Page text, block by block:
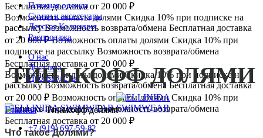
Бесплатная доставка от 20 000 ₽
Возможность оплаты долями Скидка 10% при подписке на
рассылкуВозможность возврата/обмена Бесплатная доставка
от 20 000 ₽Возможность оплаты долями Скидка 10% при
подписке на рассылку Возможность возврата/обмена
Бесплатная доставка от 20 000 ₽
Возможность оплаты долямиСкидка 10% при подписке на
рассылкуВозможность возврата/обмена Бесплатная доставка
от 20 000 ₽ Возможность оплаты долями Скидка 10% при
подписке на рассылкуВозможность возврата/обмена
Бесплатная доставка от 20 000 ₽
Пляжная одежда
Сумки и аксессуары
Детская Коллекция
Распродажа
О нас
Доставка
Производство
+7 (919) 697-59-82
ТИНЬКОФФ ДОЛЯМИ
Главная»Тинькофф долями
Что такое Долями?